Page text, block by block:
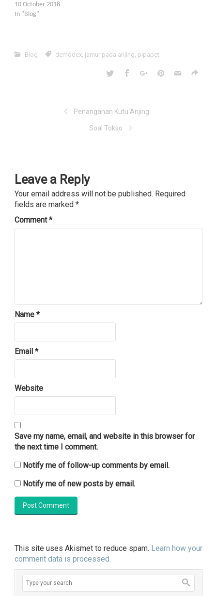
10 October 2018
In "Blog"
Blog demodex jamur pada anjing pipapet
Penanganan Kutu Anjing
Soal Tokso
Leave a Reply
Your email address will not be published. Required
fields are marked *
Comment*
Name *
Email *
Website
Save my name, email, and website in this browser for
the next time I comment.
Notify me of follow-up comments by email.
Notify me of new posts by email.
This site uses Akismet to reduce spam. Learn how your
comment data is processed.